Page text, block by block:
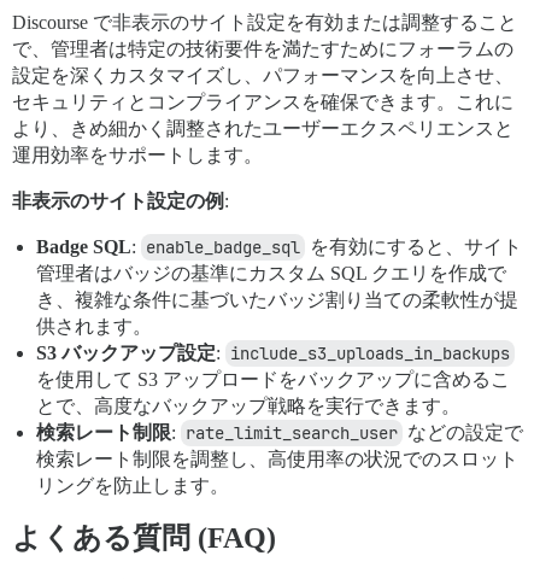
Discourse で非表示のサイト設定を有効または調整すること
で、管理者は特定の技術要件を満たすためにフォーラムの
設定を深くカスタマイズし、パフォーマンスを向上させ、
セキュリティとコンプライアンスを確保できます。これに
より、きめ細かく調整されたユーザーエクスペリエンスと
運用効率をサポートします。
非表示のサイト設定の例 :
Badge SQL: enable_badge_sql を有効にすると、サイト
管理者はバッジの基準にカスタム SQL クエリを作成で
き、複雑な条件に基づいたバッジ割り当ての柔軟性が提
供されます。
S3 バックアップ設定: include_s3_uploads_in_backups
を使用して S3 アップロードをバックアップに含めるこ
とで、高度なバックアップ戦略を実行できます。
検索レート制限: rate_limit_search_user などの設定で
検索レート制限を調整し、高使用率の状況でのスロット
リングを防止します。
よくある質問 (FAQ)